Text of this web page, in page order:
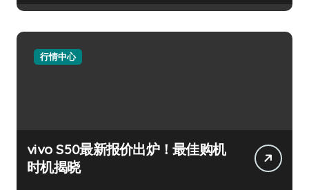
行情中心
vivo S50最新报价出炉！最佳购机
时机揭晓